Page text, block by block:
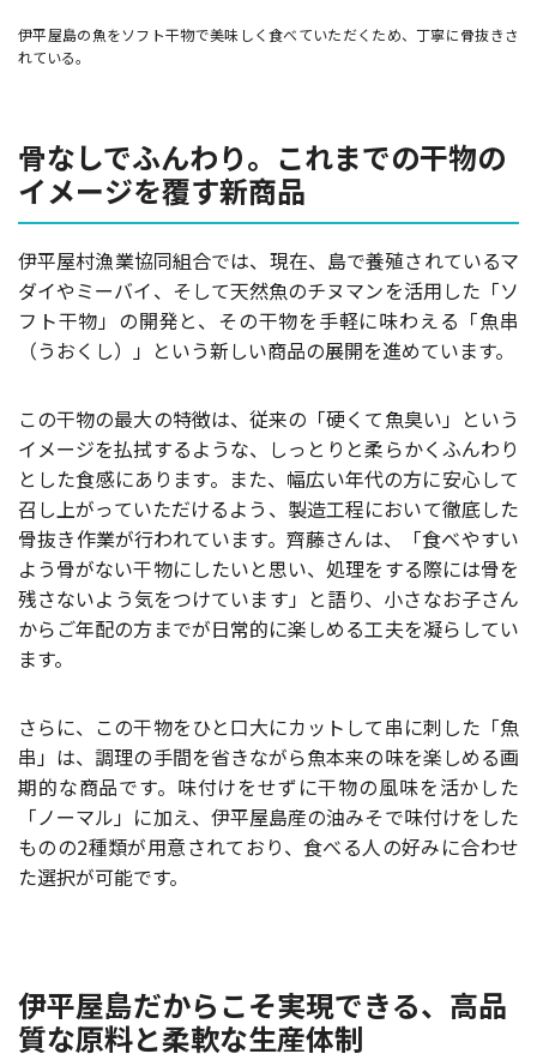
伊平屋島の魚をソフト干物で美味しく食べていただくため、丁寧に骨抜きさ
れている。
骨なしでふんわり。これまでの干物の
イメージを覆す新商品
伊平屋村漁業協同組合では、現在、島で養殖されているマ
ダイやミーバイ、そして天然魚のチヌマンを活用した「ソ
フト干物」の開発と、その干物を手軽に味わえる「魚串
（うおくし）」という新しい商品の展開を進めています。
この干物の最大の特徴は、従来の「硬くて魚臭い」という
イメージを払拭するような、しっとりと柔らかくふんわり
とした食感にあります。また、幅広い年代の方に安心して
召し上がっていただけるよう、製造工程において徹底した
骨抜き作業が行われています。齊藤さんは、「食べやすい
よう骨がない干物にしたいと思い、処理をする際には骨を
残さないよう気をつけています」と語り、小さなお子さん
からご年配の方までが日常的に楽しめる工夫を凝らしてい
ます。
さらに、この干物をひと口大にカットして串に刺した「魚
串」は、調理の手間を省きながら魚本来の味を楽しめる画
期的な商品です。味付けをせずに干物の風味を活かした
「ノーマル」に加え、伊平屋島産の油みそで味付けをした
ものの2種類が用意されており、食べる人の好みに合わせ
た選択が可能です。
伊平屋島だからこそ実現できる、高品
質な原料と柔軟な生産体制